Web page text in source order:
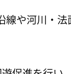
線や河川・